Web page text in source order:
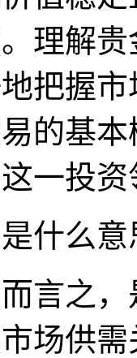
理解
把握
的基
一投资
什么
言之
场供